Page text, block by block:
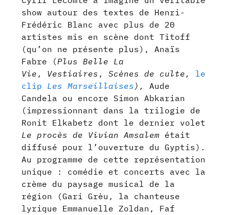
show autour des textes de Henri-
Frédéric Blanc avec plus de 20
artistes mis en scène dont Titoff
(qu’on ne présente plus), Anaïs
Fabre (Plus Belle La
Vie , Vestiaires ,Scènes de culte, le
clip Les Marseillaises ),
Aude
Candela ou encore Simon Abkarian
(impressionnant dans la trilogie de
Ronit Elkabetz dont le dernier volet
Le procès de Vivian Amsalem était
diffusé pour l’ouverture du Gyptis).
Au programme de cette représentation
unique : comédie et concerts avec la
crème du paysage musical de la
région (Gari Grèu, la chanteuse
lyrique Emmanuelle Zoldan, Faf